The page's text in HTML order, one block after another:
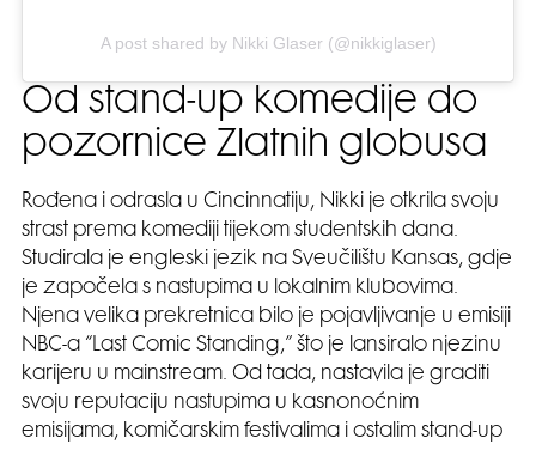
A post shared by Nikki Glaser (@nikkiglaser)
Od stand-up komedije do
pozornice Zlatnih globusa
Rođena i odrasla u Cincinnatiju, Nikki je otkrila svoju
strast prema komediji tijekom studentskih dana.
Studirala je engleski jezik na Sveučilištu Kansas, gdje
je započela s nastupima u lokalnim klubovima.
Njena velika prekretnica bilo je pojavljivanje u emisiji
NBC-a “Last Comic Standing,” što je lansiralo njezinu
karijeru u mainstream. Od tada, nastavila je graditi
svoju reputaciju nastupima u kasnonoćnim
emisijama, komičarskim festivalima i ostalim stand-up